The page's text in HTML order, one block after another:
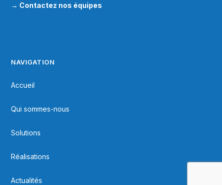
→ Contactez nos équipes
NAVIGATION
Accueil
Qui sommes-nous
Solutions
Réalisations
Actualités